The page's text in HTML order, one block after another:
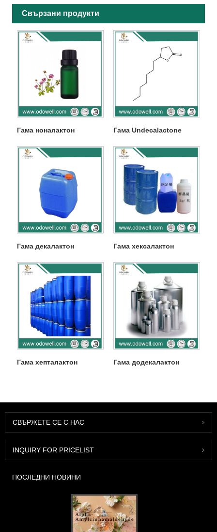
Свързани продукти
Гама ноналактон Гама Undecalactone
Гама декалактон Гама хексалактон
Гама хепталактон Гама додекалактон
СВЪРЖЕТЕ СЕ С НАС
INQUIRY FOR PRICELIST
ПОСЛЕДНИ НОВИНИ